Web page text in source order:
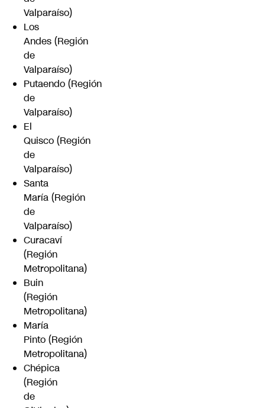
Valparaíso)
Los
Andes (Región
de
Valparaíso)
Putaendo (Región
de
Valparaíso)
El
Quisco (Región
de
Valparaíso)
Santa
María (Región
de
Valparaíso)
Curacaví
(Región
Metropolitana)
Buin
(Región
Metropolitana)
María
Pinto (Región
Metropolitana)
Chépica
(Región
de